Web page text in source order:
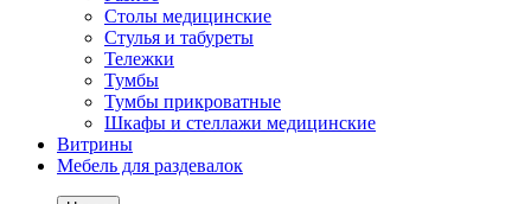
Столы медицинские
Стулья и табуреты
Тележки
Тумбы
Тумбы прикроватные
Шкафы и стеллажи медицинские
Витрины
Мебель для раздевалок